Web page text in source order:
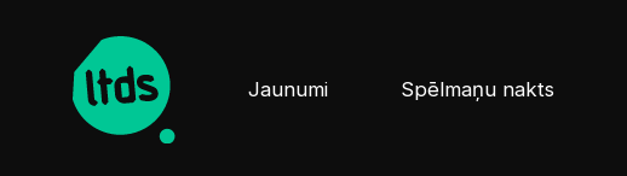
Jaunumi Spēlmaņu nakts